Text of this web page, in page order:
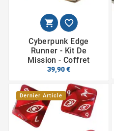
 
Cyberpunk Edge
Runner - Kit De
Mission - Coffret
39,90 €
Dernier Article